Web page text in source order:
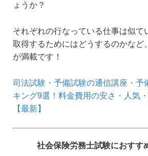
ょうか？
それぞれの行なっている仕事は似て
取得するためにはどうするのかなど
が満載です！
司法試験・予備試験の通信講座・予
キング9選！料金費用の安さ・人気
【最新】
社会保険労務士試験におすす